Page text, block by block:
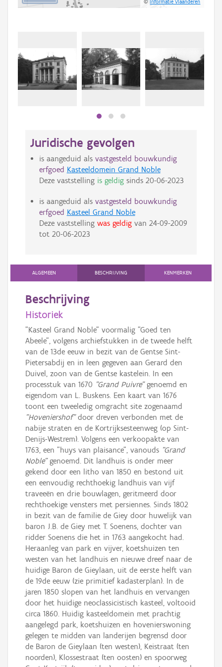
©Informatie Vlaanderen
Juridische gevolgen
is aangeduid als vastgesteld bouwkundig
erfgoed Kasteeldomein Grand Noble
Deze vaststelling is geldigsinds 20-06-2023
is aangeduid als vastgesteld bouwkundig
erfgoed Kasteel Grand Noble
Deze vaststelling was geldigvan 24-09-2009
tot 20-06-2023
ALGEMEEN BESCHRIJVING KENMERKEN
Beschrijving
Historiek
"Kasteel Grand Noble" voormalig "Goed ten
Abeele", volgens archiefstukken in de tweede helft
van de 13de eeuw in bezit van de Gentse Sint-
Pietersabdij en in leen gegeven aan Gerard den
Duivel, zoon van de Gentse kastelein. In een
processtuk van 1670 "Grand Puivre"genoemd en
eigendom van L. Buskens. Een kaart van 1676
toont een tweeledig omgracht site zogenaamd
"Hoveniershof"door dreven verbonden met de
nabije straten en de Kortrijksesteenweg (op Sint-
Denijs-Westrem). Volgens een verkoopakte van
1763, een "huys van plaisance", vanouds "Grand
Noble"genoemd. Dit landhuis is onder meer
gekend door een litho van 1850 en bestond uit
een eenvoudig rechthoekig landhuis van vijf
traveeën en drie bouwlagen, geritmeerd door
rechthoekige vensters met persiennes. Sinds 1802
in bezit van de familie de Giey door huwelijk van
baron J.B. de Giey met T. Soenens, dochter van
ridder Soenens die het in 1763 aangekocht had.
Heraanleg van park en vijver, koetshuizen ten
westen van het landhuis en nieuwe dreef naar de
huidige Baron de Gieylaan, uit de eerste helft van
de 19de eeuw (zie primitief kadasterplan). In de
jaren 1850 slopen van het landhuis en vervangen
door het huidige neoclassicistisch kasteel, voltooid
circa 1860. Huidig kasteeldomein met prachtig
aangelegd park, koetshuizen en hovenierswoning
gelegen te midden van landerijen begrensd door
de Baron de Gieylaan (ten westen), Keistraat (ten
noorden), Klossestraat (ten oosten) en spoorweg